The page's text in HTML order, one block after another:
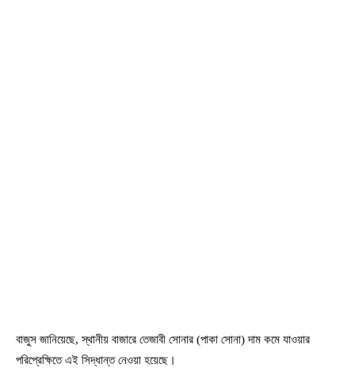
বাজুস জানিয়েছে, স্থানীয় বাজারে তেজাবী সোনার (পাকা সোনা) দাম কমে যাওয়ার
পরিপ্রেক্ষিতে এই সিদ্ধান্ত নেওয়া হয়েছে।